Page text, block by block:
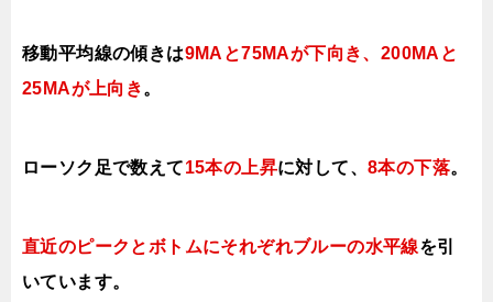
移動平均線の傾きは9MAと75MAが下向き、200MAと
25MAが上向き。
ローソク足で数えて15本の上昇に対して、8本の下落。
直近のピークとボトムにそれぞれブルーの水平線を引
いています。